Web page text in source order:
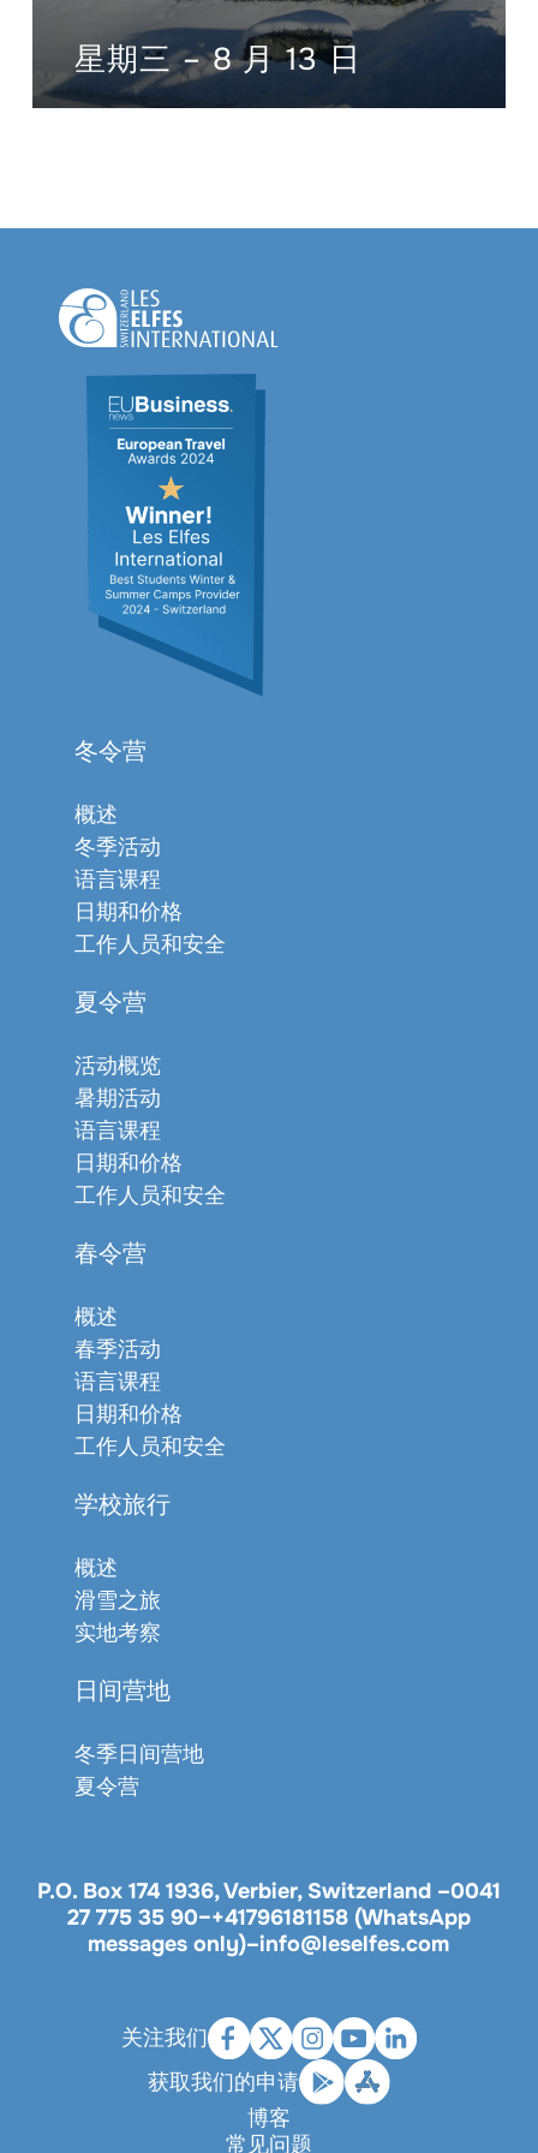
星期三 – 8 月 13 日
冬令营
概述
冬季活动
语言课程
日期和价格
工作人员和安全
夏令营
活动概览
暑期活动
语言课程
日期和价格
工作人员和安全
春令营
概述
春季活动
语言课程
日期和价格
工作人员和安全
学校旅行
概述
滑雪之旅
实地考察
日间营地
冬季日间营地
夏令营
P.O. Box 174 1936, Verbier, Switzerland –0041
27 775 35 90–+41796181158 (WhatsApp
messages only)–info@leselfes.com
关注我们
获取我们的申请
博客
常见问题